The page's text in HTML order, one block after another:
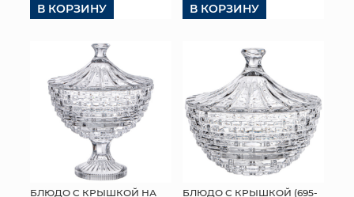
В КОРЗИНУ В КОРЗИНУ
БЛЮДО С КРЫШКОЙ НА БЛЮДО С КРЫШКОЙ (695-